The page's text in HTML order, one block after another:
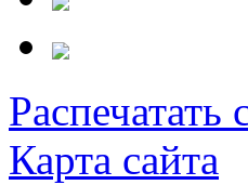
Распечатать
Карта сайта